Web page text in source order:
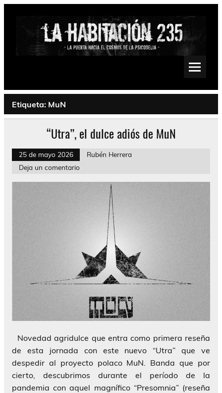
Saltar
Psychedelic, Stoner, Doom, Sludge, Fuzz, Space, Drone
Etiqueta: MuN
“Utra”, el dulce adiós de MuN
25 de mayo 2026
Rubén Herrera
Deja un comentario
Novedad agridulce que entra como primera reseña
de esta jornada con este nuevo “Utra” que ve
despedir al proyecto polaco MuN. Banda que por
cierto, descubrimos durante el período de la
pandemia con aquel magnífico “Presomnia” (reseña